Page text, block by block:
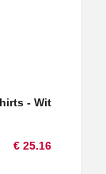
- Wit
€ 25.16